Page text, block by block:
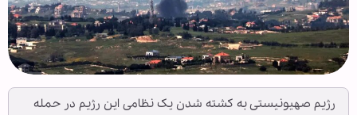
رژیم صهیونیستی به کشته شدن یک نظامی این رژیم در حمله